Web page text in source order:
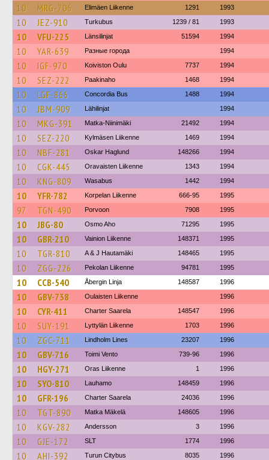
10 MRG-706 Elimäen Liikenne 1291 1993
10 JEZ-910 Turkubus 1239 / 81 1993
10 VFU-225 Länsilinjat 51594 1994
10 YAR-639 Разные города 1994
10 IGF-970 Koiviston Oulu 7737 1994
10 SEZ-222 Paakinaho 1468 1994
10 LGF-866 Concordia Bus 1488 1994
10 JBM-909 Lähilinjat 1994
10 MKG-391 Matka-Niinimäki 21492 1994
10 SEZ-220 Kylmäsen Liikenne 1469 1994
10 NBF-281 Oskar Haglund 148266 1994
10 CGK-445 Oravaisten Liikenne 1343 1994
10 KNG-809 Wasabus 1442 1994
10 YFR-782 Korpelan Liikenne 666-95 1995
97 TGN-490 Porvoon 7908 1995
10 JBG-80 Osmo Aho 71295 1995
10 GBR-210 Vainion Liikenne 148371 1995
10 TGR-810 A & J Hautamäki 148465 1995
10 ZGG-226 Pekolan Liikenne 94781 1995
10 CCB-540 Åbergin Linja 148587 1996
10 GBV-738 Oulaisten Liikenne 1996
10 CYR-411 Charter Saarela 148547 1996
10 SUY-191 Lyttylän Liikenne 1703 1996
10 ZGC-711 Lindholm Lines 23207 1996
10 GBV-716 Toimi Vento 739-96 1996
10 HGY-271 Oras Liikenne 1 1996
10 SYO-810 Lauhamo 148459 1996
10 GFR-196 Charter Saarela 24036 1996
10 TGT-890 Matka Mäkelä 148605 1996
10 KGV-282 Andersson 3 1996
10 GJE-172 SLT 1774 1996
10 AHI-392 Turun Citybus 8035 1996